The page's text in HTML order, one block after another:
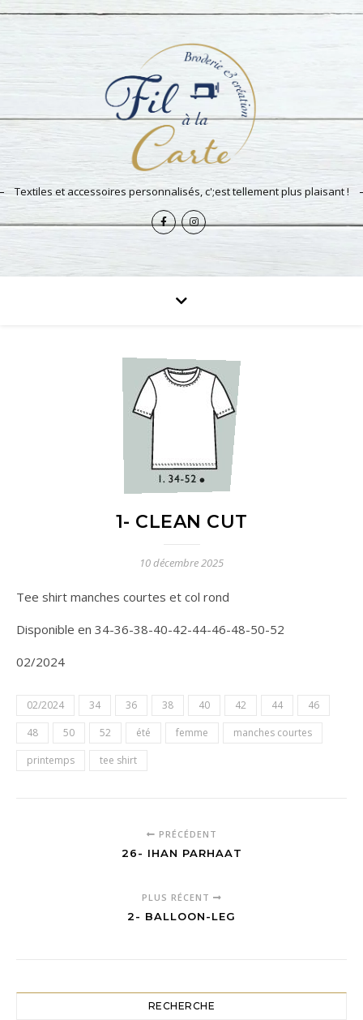
Textiles et accessoires personnalisés, c';est tellement plus plaisant !
1- CLEAN CUT
10 décembre 2025
Tee shirt manches courtes et col rond
Disponible en 34-36-38-40-42-44-46-48-50-52
02/2024
02/2024 34 36 38 40 42 44
46
48
50 52 été femme
manches courtes
printemps
tee shirt
PRÉCÉDENT
26- IHAN PARHAAT
PLUS RÉCENT
2- BALLOON-LEG
RECHERCHE